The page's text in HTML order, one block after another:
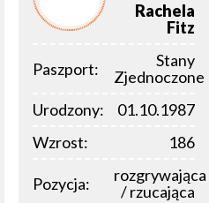
Rachela
Fitz
Paszport:
Stany
Zjednoczone
Urodzony:
01.10.1987
Wzrost:
186
Pozycja:
rozgrywająca
/ rzucająca